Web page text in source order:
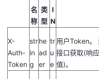
名
称
类
型
I
N
X-
Auth-
Token
str
in
g
he
ad
er
tr
u
e
用户Token。
接口获取(响
值)。